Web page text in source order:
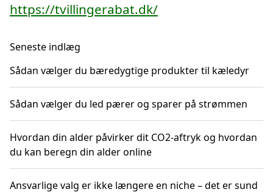
https://tvillingerabat.dk/
Seneste indlæg
Sådan vælger du bæredygtige produkter til kæledyr
Sådan vælger du led pærer og sparer på strømmen
Hvordan din alder påvirker dit CO2-aftryk og hvordan
du kan beregn din alder online
Ansvarlige valg er ikke længere en niche – det er sund